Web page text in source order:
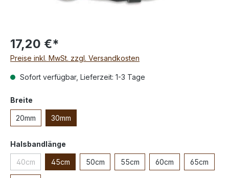
17,20 €*
Preise inkl. MwSt. zzgl. Versandkosten
Sofort verfügbar, Lieferzeit: 1-3 Tage
Breite
20mm 30mm
Halsbandlänge
40cm 45cm 50cm 55cm 60cm 65cm